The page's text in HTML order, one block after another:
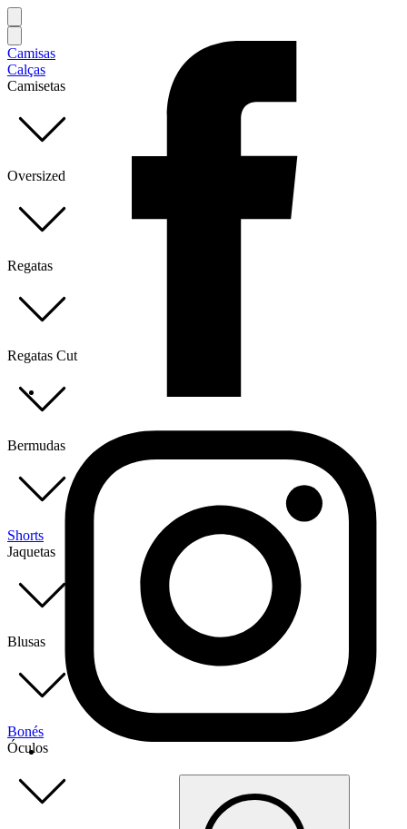
Camisas
Calças
Camisetas
Oversized
Regatas
Regatas Cut
Bermudas
Shorts
Jaquetas
Blusas
Bonés
Óculos